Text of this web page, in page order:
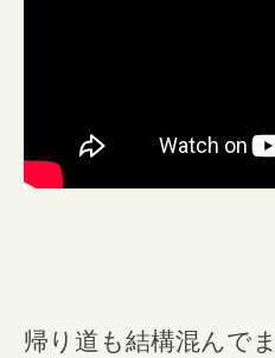
帰り道も結構混んで